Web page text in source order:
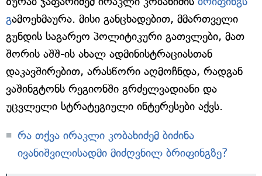
გამოეხმაურა. მისი განცხადებით, მმართველი
გუნდის საგარეო პოლიტიკური გათვლები, მათ
შორის აშშ-ის ახალ ადმინისტრაციასთან
დაკავშირებით, არასწორი აღმოჩნდა, რადგან
ვაშინგტონს რეგიონში გრძელვადიანი და
უცვლელი სტრატეგიული ინტერესები აქვს.
რა თქვა ირაკლი კობახიძემ ბიძინა
ივანიშვილისადმი მიძღვნილ ბრიფინგზე?